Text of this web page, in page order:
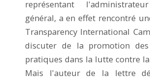
représentant
général, a en effet rencontré
Transparency International
discuter de la promotion
pratiques dans la lutte contre
Mais l'auteur de la lettre